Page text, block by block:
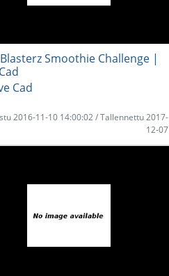
Smoothie Challenge |
Cad
2016-11-10 14:00:02 / Tallennettu 2017-
12-07